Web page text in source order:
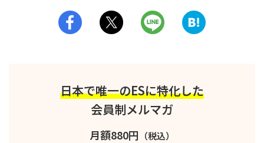
日本で唯一のESに特化した
会員制メルマガ
月額880円 （税込）